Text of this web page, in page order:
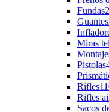
Fundas
Guantes
Miras
Pistolas
Rifles
Rifles
Sacos